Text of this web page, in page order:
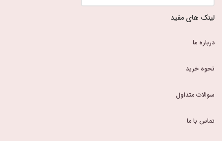
لینک های مفید
درباره ما
نحوه خرید
سوالات متداول
تماس با ما